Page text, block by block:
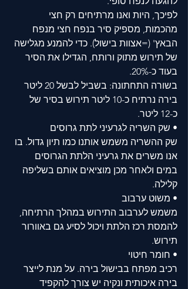
לפיכך, היות ואנו מרתיחים רק חצי
מהכמות, מספיק סיר בנפח חצי מנפח
הבאץ' (=אצוות בישול). כדי להמנע מגלישה
של תירוש מתוק ורותח, הגדילו את הסיר
בעוד כ-20%.
בשורה התחתונה: בשביל לבשל 20 ליטר
בירה נרתיח כ-10 ליטר תירוש בסיר של
כ-12 ליטר.
• שק השריה לגרעיני לתת גרוסים
שק ההשריה משמש אותנו כמו תיון גדול. בו
אנו משרים את גרעיני הלתת הגרוסים
במים ולאחר מכן מוציאים אותם בשליפה
קלילה.
• משוט ערבוב
משמש לערבוב התירוש במהלך הרתיחה,
להמסת רכז הלתת ויכול לסיע גם באוורור
תירוש.
• חומר חיטוי
רכיב מפתח בבישול בירה. על מנת לייצר
בירה איכותית ונקיה יש צורך להקפיד